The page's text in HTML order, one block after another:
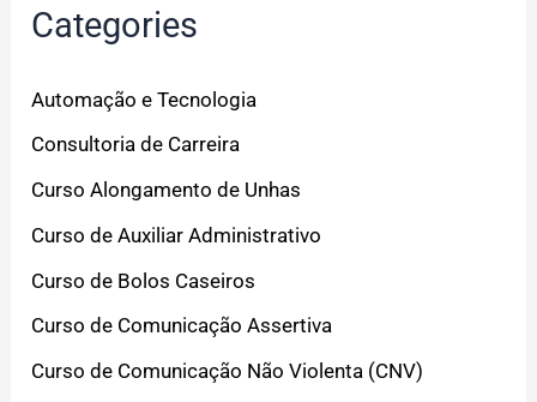
Categories
Automação e Tecnologia
Consultoria de Carreira
Curso Alongamento de Unhas
Curso de Auxiliar Administrativo
Curso de Bolos Caseiros
Curso de Comunicação Assertiva
Curso de Comunicação Não Violenta (CNV)